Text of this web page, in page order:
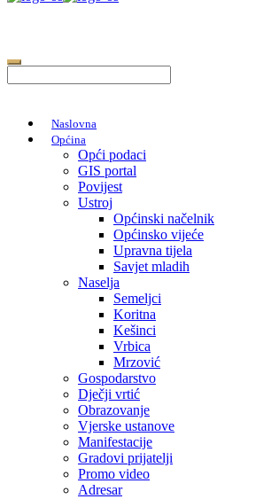
Naslovna
Općina
Opći podaci
GIS portal
Povijest
Ustroj
Općinski načelnik
Općinsko vijeće
Upravna tijela
Savjet mladih
Naselja
Semeljci
Koritna
Kešinci
Vrbica
Mrzović
Gospodarstvo
Dječji vrtić
Obrazovanje
Vjerske ustanove
Manifestacije
Gradovi prijatelji
Promo video
Adresar